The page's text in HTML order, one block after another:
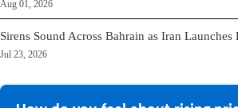
Aug 01, 2026
Sirens Sound Across Bahrain as Iran Launches
Jul 23, 2026